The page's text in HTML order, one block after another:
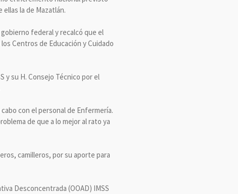
la de Mazatlán.
federal y recalcó que el
Centros de Educación y Cuidado
y su H. Consejo Técnico por el
con el personal de Enfermería.
de que a lo mejor al rato ya
camilleros, por su aporte para
Desconcentrada (OOAD) IMSS